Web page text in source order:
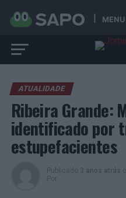
MENU
ATUALIDADE
Ribeira Grande:
identificado por
estupefacientes
Publicado 3 anos atrás
Por